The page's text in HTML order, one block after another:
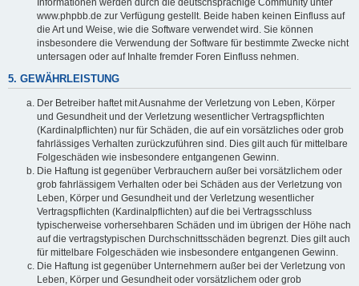
Informationen werden durch die deutschsprachige Community unter
www.phpbb.de zur Verfügung gestellt. Beide haben keinen Einfluss auf
die Art und Weise, wie die Software verwendet wird. Sie können
insbesondere die Verwendung der Software für bestimmte Zwecke nicht
untersagen oder auf Inhalte fremder Foren Einfluss nehmen.
5. GEWÄHRLEISTUNG
Der Betreiber haftet mit Ausnahme der Verletzung von Leben, Körper
und Gesundheit und der Verletzung wesentlicher Vertragspflichten
(Kardinalpflichten) nur für Schäden, die auf ein vorsätzliches oder grob
fahrlässiges Verhalten zurückzuführen sind. Dies gilt auch für mittelbare
Folgeschäden wie insbesondere entgangenen Gewinn.
Die Haftung ist gegenüber Verbrauchern außer bei vorsätzlichem oder
grob fahrlässigem Verhalten oder bei Schäden aus der Verletzung von
Leben, Körper und Gesundheit und der Verletzung wesentlicher
Vertragspflichten (Kardinalpflichten) auf die bei Vertragsschluss
typischerweise vorhersehbaren Schäden und im übrigen der Höhe nach
auf die vertragstypischen Durchschnittsschäden begrenzt. Dies gilt auch
für mittelbare Folgeschäden wie insbesondere entgangenen Gewinn.
Die Haftung ist gegenüber Unternehmern außer bei der Verletzung von
Leben, Körper und Gesundheit oder vorsätzlichem oder grob